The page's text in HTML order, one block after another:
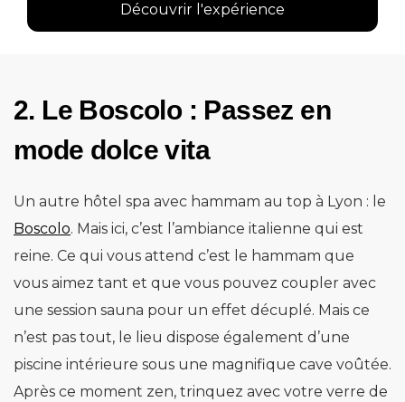
Découvrir l'expérience
2. Le Boscolo : Passez en
mode dolce vita
Un autre hôtel spa avec hammam au top à Lyon : le
Boscolo. Mais ici, c’est l’ambiance italienne qui est
reine. Ce qui vous attend c’est le hammam que
vous aimez tant et que vous pouvez coupler avec
une session sauna pour un effet décuplé. Mais ce
n’est pas tout, le lieu dispose également d’une
piscine intérieure sous une magnifique cave voûtée.
Après ce moment zen, trinquez avec votre verre de